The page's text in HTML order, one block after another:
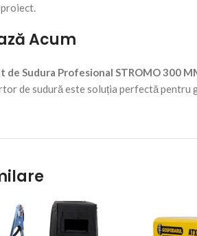
Acum
de Sudura Profesional STROMO 300
de sudură este soluția perfectă pentru